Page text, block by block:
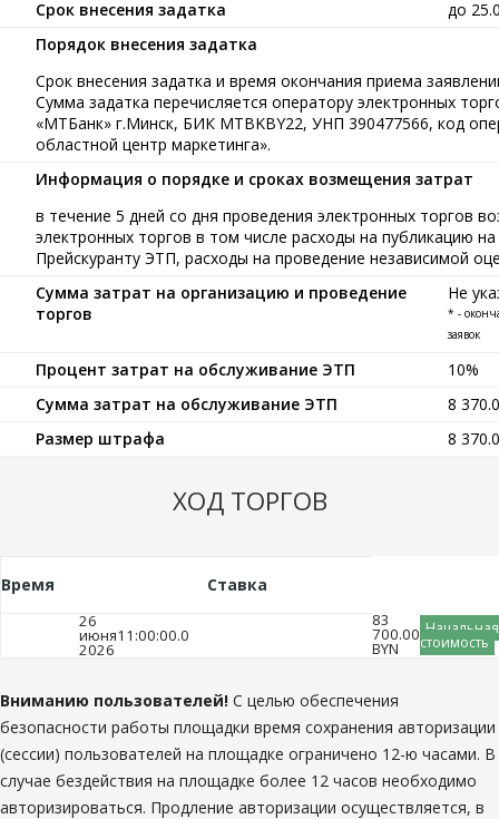
Срок внесения задатка
до
Порядок внесения задатка
Срок внесения задатка и время окончания приема
Сумма задатка перечисляется оператору электронных
«МТБанк» г.Минск, БИК MTBKBY22, УНП 390477566, код
областной центр маркетинга».
Информация о порядке и сроках возмещения затрат
в течение 5 дней со дня проведения электронных торгов
электронных торгов в том числе расходы на публикацию
Прейскуранту ЭТП, расходы на проведение независимой
Сумма затрат на организацию и проведение
торгов
Не
* -
заявок
Процент затрат на обслуживание ЭТП
10%
Сумма затрат на обслуживание ЭТП
8
Размер штрафа
8
ХОД ТОРГОВ
Время Ставка
26
июня
2026
11:00:00.0
83
700.00
BYN
Начальная
стоимость
Вниманию пользователей! С целью обеспечения
безопасности работы площадки время сохранения авторизации
(сессии) пользователей на площадке ограничено 12-ю часами. В
случае бездействия на площадке более 12 часов необходимо
авторизироваться. Продление авторизации осуществляется, в